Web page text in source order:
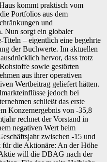
kommt praktisch vom
Portfolios aus dem
und
Nun sorgt ein globaler
– eigentlich eine begehrte
der Buchwerte. Im aktuellen
hervor, dass trotz
sowie gestörten
aus ihrer operativen
Wertbeitrag geliefert hätten.
jedoch bei
schließt das erste
Konzernergebnis von -35,8
rechnet der Vorstand in
negativen Wert beim
zwischen -15 und
die Aktionäre: An der Höhe
will die DBAG nach der